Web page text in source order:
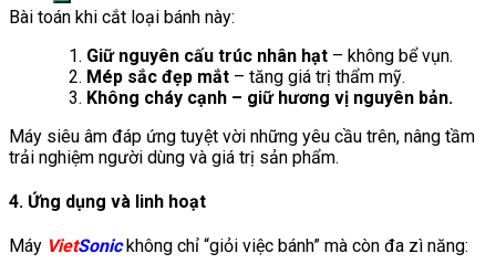
Bài toán khi cắt loại bánh này:
Giữ nguyên cấu trúc nhân hạt – không bể vụn.
Mép sắc đẹp mắt – tăng giá trị thẩm mỹ.
Không cháy cạnh – giữ hương vị nguyên bản.
Máy siêu âm đáp ứng tuyệt vời những yêu cầu trên, nâng tầm
trải nghiệm người dùng và giá trị sản phẩm.
4. Ứng dụng và linh hoạt
Máy VietSonickhông chỉ “giỏi việc bánh” mà còn đa zì năng: